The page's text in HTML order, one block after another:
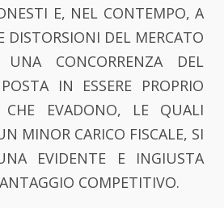
E, NEL CONTEMPO, A
DISTORSIONI DEL MERCATO
CONCORRENZA DEL
IN ESSERE PROPRIO
CHE EVADONO, LE QUALI
MINOR CARICO FISCALE, SI
EVIDENTE E INGIUSTA
COMPETITIVO.